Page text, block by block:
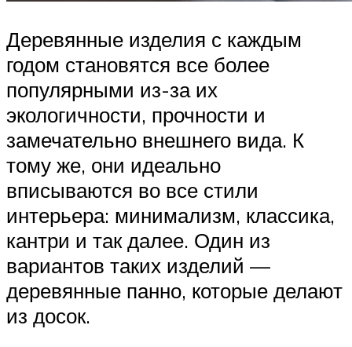
Деревянные изделия с каждым
годом становятся все более
популярными из-за их
экологичности, прочности и
замечательно внешнего вида. К
тому же, они идеально
вписываются во все стили
интерьера: минимализм, классика,
кантри и так далее. Один из
вариантов таких изделий —
деревянные панно, которые делают
из досок.